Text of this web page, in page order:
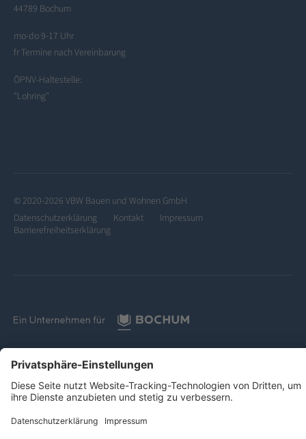
44789 Bochum
mo-do 9-17 Uhr
fr Termine nach Vereinbarung
ÖPNV-Haltestelle:
"Lohring"
© 2020-2026 VBW Bauen und Wohnen GmbH
Datenschutzerklärung
Kontakt
Impressum
Barrierefreiheitserklärung